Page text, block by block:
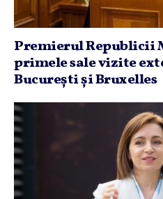
Premierul Republicii
primele sale vizite
Bucureşti şi Bruxelles